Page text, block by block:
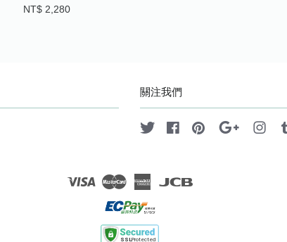
NT$ 2,280
關注我們
Twitter FacebookPinterest Google
Visa Master American